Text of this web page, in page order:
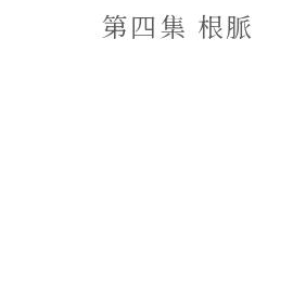
第四集 根脈